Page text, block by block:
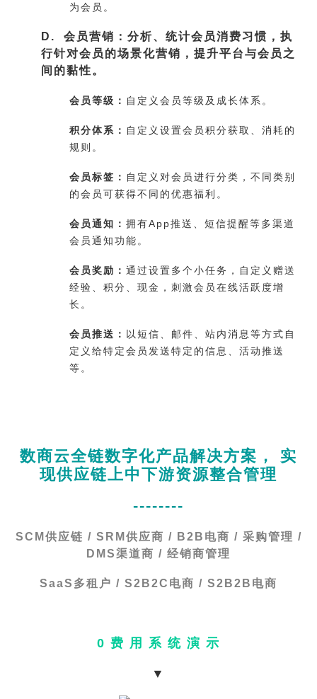
为会员。
D. 会员营销：分析、统计会员消费习惯，执
行针对会员的场景化营销，提升平台与会员之
间的黏性。
会员等级： 自定义会员等级及成长体系。
积分体系： 自定义设置会员积分获取、消耗的
规则。
会员标签： 自定义对会员进行分类，不同类别
的会员可获得不同的优惠福利。
会员通知： 拥有App推送、短信提醒等多渠道
会员通知功能。
会员奖励： 通过设置多个小任务，自定义赠送
经验、积分、现金，刺激会员在线活跃度增
长。
会员推送： 以短信、邮件、站内消息等方式自
定义给特定会员发送特定的信息、活动推送
等。
数商云全链数字化产品解决方案， 实
现供应链上中下游资源整合管理
--------
SCM供应链 / SRM供应商 / B2B电商 / 采购管理 /
DMS渠道商 / 经销商管理
SaaS多租户 / S2B2C电商 / S2B2B电商
0 费 用 系 统 演 示
▼